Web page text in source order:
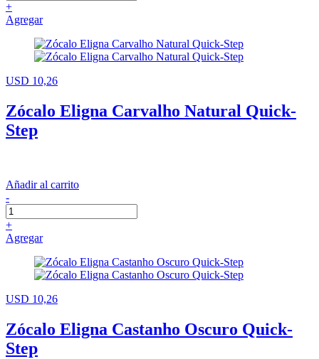
+
Agregar
USD 10,26
Zócalo Eligna Carvalho Natural Quick-
Step
Añadir al carrito
-
+
Agregar
USD 10,26
Zócalo Eligna Castanho Oscuro Quick-
Step